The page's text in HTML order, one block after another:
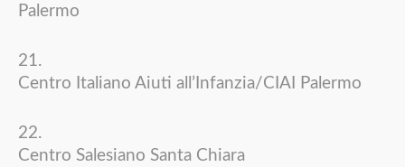
Palermo
Centro Italiano Aiuti all’Infanzia/CIAI Palermo
Centro Salesiano Santa Chiara